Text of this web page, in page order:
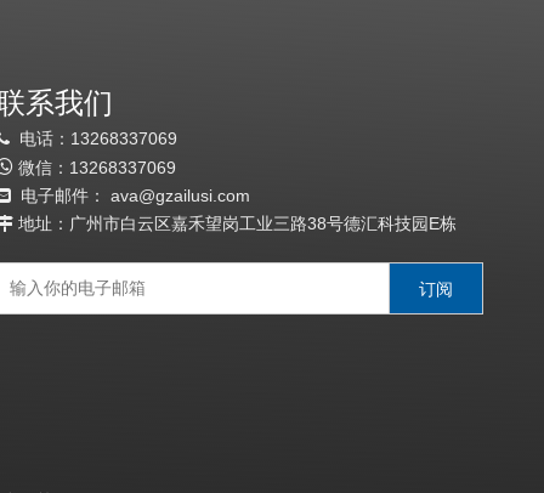
系我们
电话：13268337069
微信： 13268337069
电子邮件： ava@gzailusi.com
地址：广州市白云区嘉禾望岗工业三路38号德汇科技园E栋
订阅